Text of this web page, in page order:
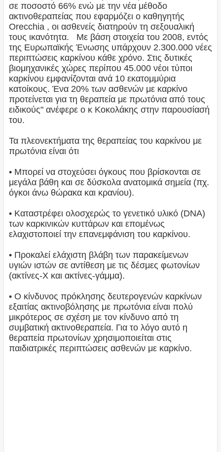
σε ποσοστό 66% ενώ με την νέα μέθοδο
ακτινοθεραπείας που εφαρμόζει ο καθηγητής
Orecchia , οι ασθενείς διατηρούν τη σεξουαλική
τους ικανότητα. Με βάση στοιχεία του 2008, εντός
της Ευρωπαϊκής Ένωσης υπάρχουν 2.300.000 νέες
περιπτώσεις καρκίνου κάθε χρόνο. Στις δυτικές
βιομηχανικές χώρες περίπου 45.000 νέοι τύποι
καρκίνου εμφανίζονται ανά 10 εκατομμύρια
κατοίκους. Ένα 20% των ασθενών με καρκίνο
προτείνεται για τη θεραπεία με πρωτόνια από τους
ειδικούς" ανέφερε ο κ Κοκολάκης στην παρουσίασή
του.
Τα πλεονεκτήματα της θεραπείας του καρκίνου με
πρωτόνια είναι ότι
• Μπορεί να στοχεύσει όγκους που βρίσκονται σε
μεγάλα βάθη και σε δύσκολα ανατομικά σημεία (πχ.
όγκοι άνω θώρακα και κρανίου).
• Καταστρέφει ολοσχερώς το γενετικό υλικό (DNA)
των καρκινικών κυττάρων και επομένως
ελαχιστοποιεί την επανεμφάνιση του καρκίνου.
• Προκαλεί ελάχιστη βλάβη των παρακείμενων
υγιών ιστών σε αντίθεση με τις δέσμες φωτονίων
(ακτίνες-Χ και ακτίνες-γάμμα).
• Ο κίνδυνος πρόκλησης δευτερογενών καρκίνων
εξαιτίας ακτινοβόλησης με πρωτόνια είναι πολύ
μικρότερος σε σχέση με τον κίνδυνο από τη
συμβατική ακτινοθεραπεία. Για το λόγο αυτό η
θεραπεία πρωτονίων χρησιμοποιείται στις
παιδιατρικές περιπτώσεις ασθενών με καρκίνο.